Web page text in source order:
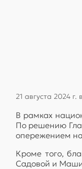
21 августа 2024 г.
В рамках
По решению
опережением
Кроме того,
Садовой и